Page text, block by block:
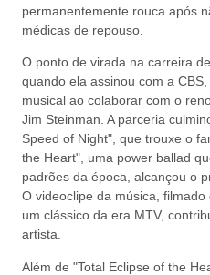
permanentemente rouca após
médicas de repouso.
O ponto de virada na carreira
quando ela assinou com a
musical ao colaborar com o
Jim Steinman. A parceria
Speed of Night", que trouxe o
the Heart", uma power ballad
padrões da época, alcançou o
O videoclipe da música,
um clássico da era MTV,
artista.
Além de "Total Eclipse of the